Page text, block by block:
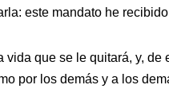
este mandato he
que se le quitará, y,
por los demás y a los